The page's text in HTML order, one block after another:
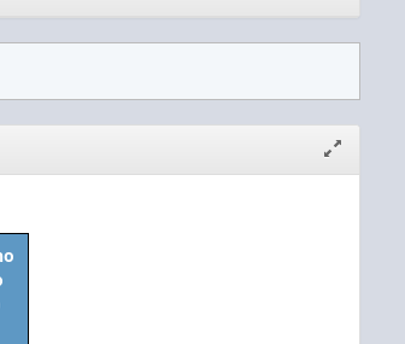
janela